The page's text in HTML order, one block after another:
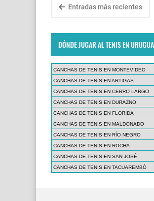
Entradas más recientes
DÓNDE JUGAR AL TENIS EN
CANCHAS DE TENIS EN MONTEVIDEO
CANCHAS DE TENIS EN ARTIGAS
CANCHAS DE TENIS EN CERRO LARGO
CANCHAS DE TENIS EN DURAZNO
CANCHAS DE TENIS EN FLORIDA
CANCHAS DE TENIS EN MALDONADO
CANCHAS DE TENIS EN RÍO NEGRO
CANCHAS DE TENIS EN ROCHA
CANCHAS DE TENIS EN SAN JOSÉ
CANCHAS DE TENIS EN TACUAREMBÓ